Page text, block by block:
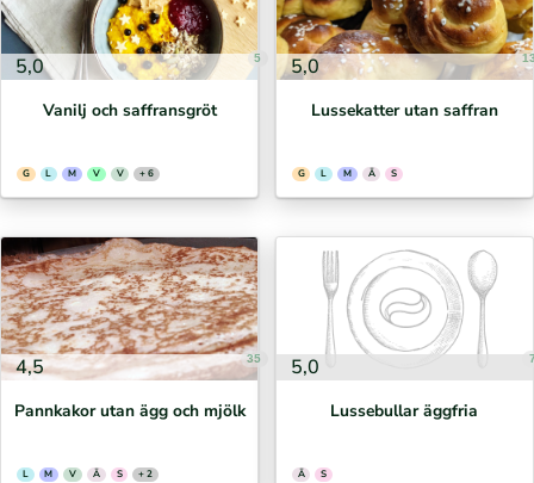
5,0 5
Vanilj och saffransgröt
G L M V V + 6
5,0
Lussekatter utan saffran
G L M Ä S
4,5 35
Pannkakor utan ägg och mjölk
L M V Ä S + 2
5,0
Lussebullar äggfria
Ä S